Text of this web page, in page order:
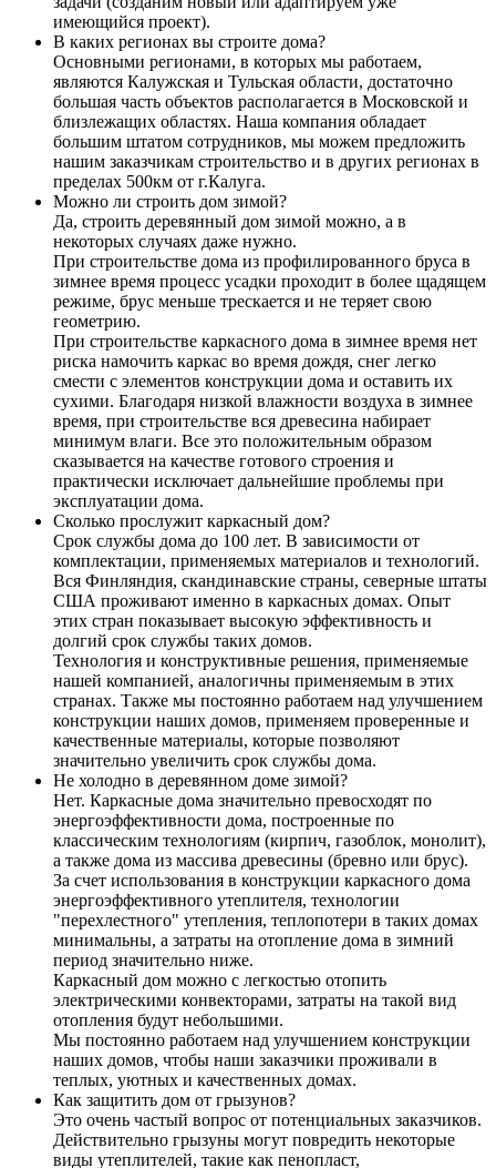
имеющийся проект).
В каких регионах вы строите дома?
Основными регионами, в которых мы работаем,
являются Калужская и Тульская области, достаточно
большая часть объектов располагается в Московской и
близлежащих областях. Наша компания обладает
большим штатом сотрудников, мы можем предложить
нашим заказчикам строительство и в других регионах в
пределах 500км от г.Калуга.
Можно ли строить дом зимой?
Да, строить деревянный дом зимой можно, а в
некоторых случаях даже нужно.
При строительстве дома из профилированного бруса в
зимнее время процесс усадки проходит в более щадящем
режиме, брус меньше трескается и не теряет свою
геометрию.
При строительстве каркасного дома в зимнее время нет
риска намочить каркас во время дождя, снег легко
смести с элементов конструкции дома и оставить их
сухими. Благодаря низкой влажности воздуха в зимнее
время, при строительстве вся древесина набирает
минимум влаги. Все это положительным образом
сказывается на качестве готового строения и
практически исключает дальнейшие проблемы при
эксплуатации дома.
Сколько прослужит каркасный дом?
Срок службы дома до 100 лет. В зависимости от
комплектации, применяемых материалов и технологий.
Вся Финляндия, скандинавские страны, северные штаты
США проживают именно в каркасных домах. Опыт
этих стран показывает высокую эффективность и
долгий срок службы таких домов.
Технология и конструктивные решения, применяемые
нашей компанией, аналогичны применяемым в этих
странах. Также мы постоянно работаем над улучшением
конструкции наших домов, применяем проверенные и
качественные материалы, которые позволяют
значительно увеличить срок службы дома.
Не холодно в деревянном доме зимой?
Нет. Каркасные дома значительно превосходят по
энергоэффективности дома, построенные по
классическим технологиям (кирпич, газоблок, монолит),
а также дома из массива древесины (бревно или брус).
За счет использования в конструкции каркасного дома
энергоэффективного утеплителя, технологии
"перехлестного" утепления, теплопотери в таких домах
минимальны, а затраты на отопление дома в зимний
период значительно ниже.
Каркасный дом можно с легкостью отопить
электрическими конвекторами, затраты на такой вид
отопления будут небольшими.
Мы постоянно работаем над улучшением конструкции
наших домов, чтобы наши заказчики проживали в
теплых, уютных и качественных домах.
Как защитить дом от грызунов?
Это очень частый вопрос от потенциальных заказчиков.
Действительно грызуны могут повредить некоторые
виды утеплителей, такие как пенопласт,